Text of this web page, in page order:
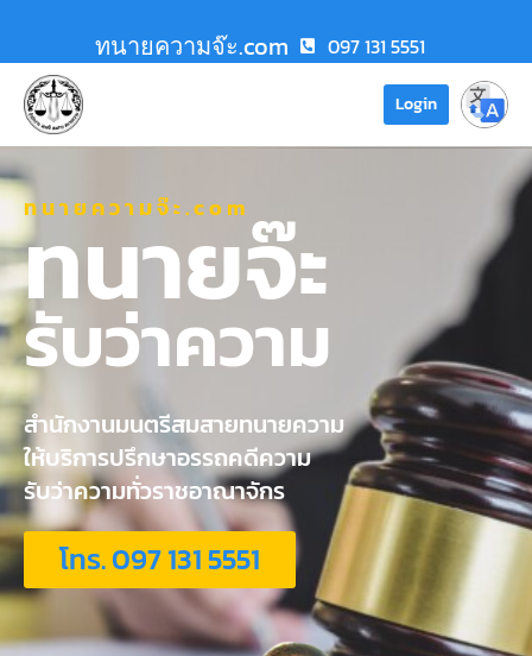
ทนายความจ๊ะ.com 097 131 5551
Login
ทนายความจ๊ะ.com
ทนายจ๊ะ
รับว่าความ
สำนักงานมนตรีสมสายทนายความ
ให้บริการปรึกษาอรรถคดีความ
รับว่าความทั่วราชอาณาจักร
โทร. 097 131 5551